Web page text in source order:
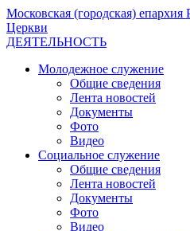
Московская (городская) епархия
Церкви
ДЕЯТЕЛЬНОСТЬ
Молодежное служение
Общие сведения
Лента новостей
Документы
Фото
Видео
Социальное служение
Общие сведения
Лента новостей
Документы
Фото
Видео